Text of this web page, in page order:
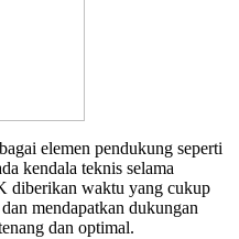
elemen pendukung seperti
kendala teknis selama
diberikan waktu yang cukup
mendapatkan dukungan
dan optimal.